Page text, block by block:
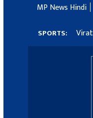
MP News Hindi
SPORTS: